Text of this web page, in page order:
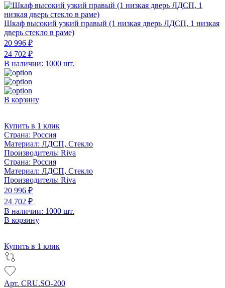
Шкаф высокий узкий правый (1 низкая дверь ЛДСП, 1 низкая
дверь стекло в раме)
20 996 ₽
24 702 ₽
В наличии: 1000 шт.
В корзину
Купить в 1 клик
Страна: Россия
Материал: ЛДСП, Стекло
Производитель: Riva
Страна: Россия
Материал: ЛДСП, Стекло
Производитель: Riva
20 996 ₽
24 702 ₽
В наличии: 1000 шт.
В корзину
Купить в 1 клик
Арт. CRU.SO-200